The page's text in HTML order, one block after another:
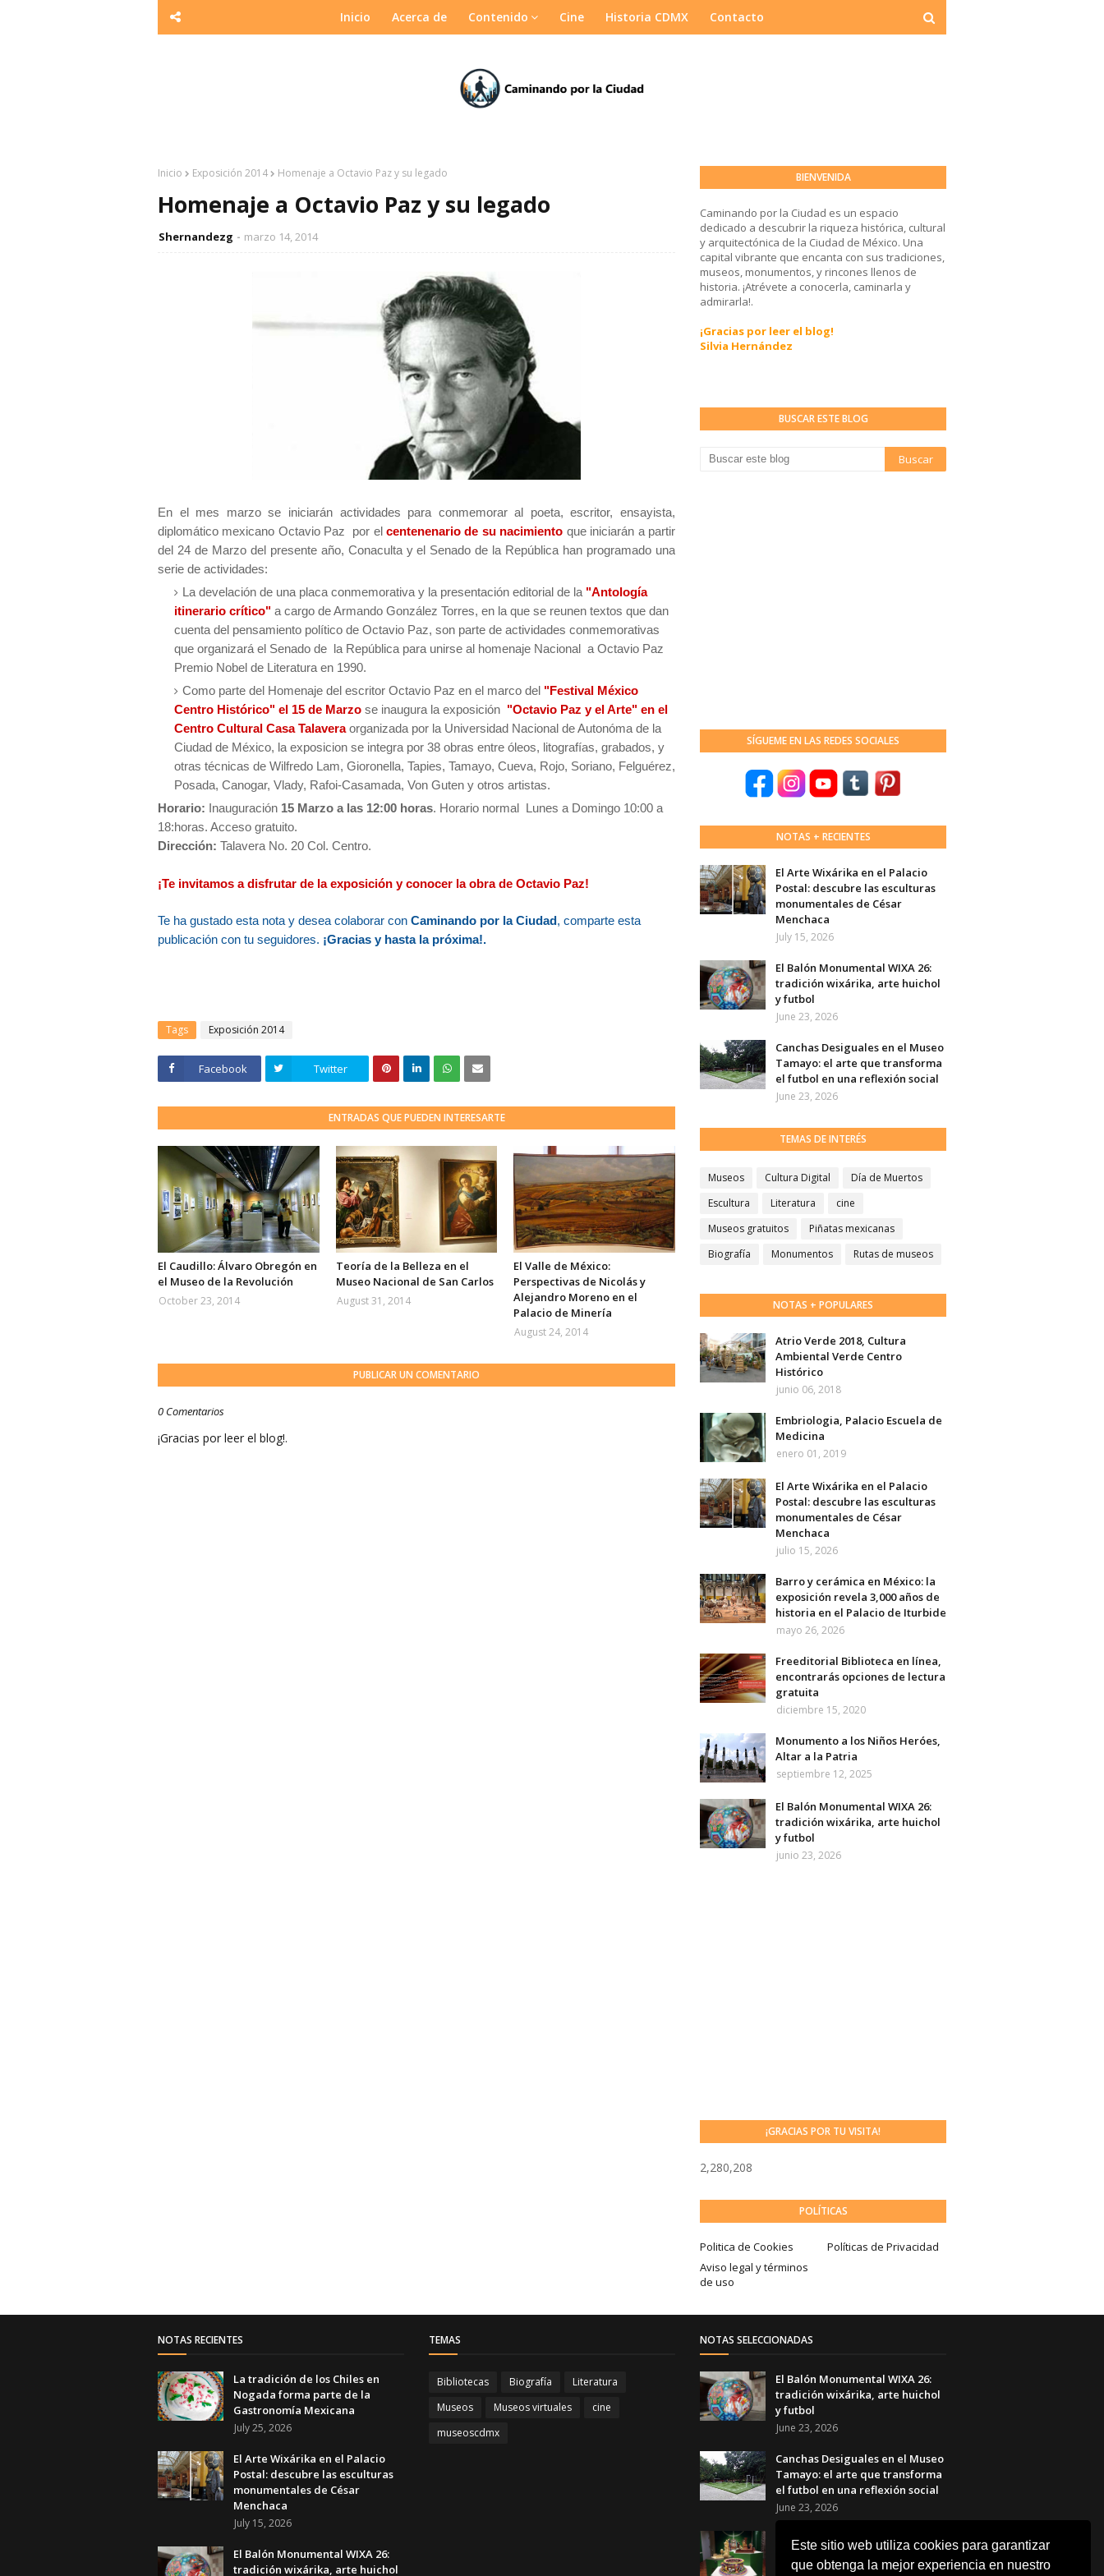
Este sitio web utiliza cookies para garantizar
que obtenga la mejor experiencia en nuestro
Inicio Acerca de Contenido Cine Historia CDMX Contacto
Inicio Exposición 2014 Homenaje a Octavio Paz y su legado
Homenaje a Octavio Paz y su legado
Shernandezg marzo 14, 2014
En el mes marzo se iniciarán actividades para conmemorar al poeta, escritor, ensayista,
diplomático mexicano Octavio Paz por el centenenario de su nacimiento que iniciarán a partir
del 24 de Marzo del presente año, Conaculta y el Senado de la República han programado una
serie de actividades:
La develación de una placa conmemorativa y la presentación editorial de la "Antología
itinerario crítico" a cargo de Armando González Torres, en la que se reunen textos que dan
cuenta del pensamiento político de Octavio Paz, son parte de actividades conmemorativas
que organizará el Senado de la República para unirse al homenaje Nacional a Octavio Paz
Premio Nobel de Literatura en 1990.
Como parte del Homenaje del escritor Octavio Paz en el marco del "Festival México
Centro Histórico" el 15 de Marzo se inaugura la exposición "Octavio Paz y el Arte" en el
Centro Cultural Casa Talavera organizada por la Universidad Nacional de Autonóma de la
Ciudad de México, la exposicion se integra por 38 obras entre óleos, litografías, grabados, y
otras técnicas de Wilfredo Lam, Gioronella, Tapies, Tamayo, Cueva, Rojo, Soriano, Felguérez,
Posada, Canogar, Vlady, Rafoi-Casamada, Von Guten y otros artistas.
Horario: Inauguración 15 Marzo a las 12:00 horas. Horario normal Lunes a Domingo 10:00 a
18:horas. Acceso gratuito.
Dirección: Talavera No. 20 Col. Centro.
¡Te invitamos a disfrutar de la exposición y conocer la obra de Octavio Paz!
Te ha gustado esta nota y desea colaborar con Caminando por la Ciudad, comparte esta
publicación con tu seguidores. ¡Gracias y hasta la próxima!.
Tags Exposición 2014
Facebook Twitter
ENTRADAS QUE PUEDEN INTERESARTE
El Caudillo: Álvaro Obregón en
el Museo de la Revolución
October 23, 2014
Teoría de la Belleza en el
Museo Nacional de San Carlos
August 31, 2014
El Valle de México:
Perspectivas de Nicolás y
Alejandro Moreno en el
Palacio de Minería
August 24, 2014
PUBLICAR UN COMENTARIO
0 Comentarios
¡Gracias por leer el blog!.
BIENVENIDA
Caminando por la Ciudad es un espacio
dedicado a descubrir la riqueza histórica, cultural
y arquitectónica de la Ciudad de México. Una
capital vibrante que encanta con sus tradiciones,
museos, monumentos, y rincones llenos de
historia. ¡Atrévete a conocerla, caminarla y
admirarla!.
¡Gracias por leer el blog!
Silvia Hernández
BUSCAR ESTE BLOG
SÍGUEME EN LAS REDES SOCIALES
NOTAS + RECIENTES
El Arte Wixárika en el Palacio
Postal: descubre las esculturas
monumentales de César
Menchaca
July 15, 2026
El Balón Monumental WIXA 26:
tradición wixárika, arte huichol
y futbol
June 23, 2026
Canchas Desiguales en el Museo
Tamayo: el arte que transforma
el futbol en una reflexión social
June 23, 2026
TEMAS DE INTERÉS
Museos Cultura Digital
Día de Muertos
Escultura
Literatura
cine
Museos gratuitos
Piñatas mexicanas
Biografía
Monumentos Rutas de museos
NOTAS + POPULARES
Atrio Verde 2018, Cultura
Ambiental Verde Centro
Histórico
junio 06, 2018
Embriologia, Palacio Escuela de
Medicina
enero 01, 2019
El Arte Wixárika en el Palacio
Postal: descubre las esculturas
monumentales de César
Menchaca
julio 15, 2026
Barro y cerámica en México: la
exposición revela 3,000 años de
historia en el Palacio de Iturbide
mayo 26, 2026
Freeditorial Biblioteca en línea,
encontrarás opciones de lectura
gratuita
diciembre 15, 2020
Monumento a los Niños Heróes,
Altar a la Patria
septiembre 12, 2025
El Balón Monumental WIXA 26:
tradición wixárika, arte huichol
y futbol
junio 23, 2026
¡GRACIAS POR TU VISITA!
2,280,208
POLÍTICAS
Politica de Cookies
Políticas de Privacidad
Aviso legal y términos
de uso
NOTAS RECIENTES
La tradición de los Chiles en
Nogada forma parte de la
Gastronomía Mexicana
July 25, 2026
El Arte Wixárika en el Palacio
Postal: descubre las esculturas
monumentales de César
Menchaca
July 15, 2026
El Balón Monumental WIXA 26:
tradición wixárika, arte huichol
TEMAS
Bibliotecas Biografía
Literatura
Museos
Museos virtuales
cine
museoscdmx
NOTAS SELECCIONADAS
El Balón Monumental WIXA 26:
tradición wixárika, arte huichol
y futbol
June 23, 2026
Canchas Desiguales en el Museo
Tamayo: el arte que transforma
el futbol en una reflexión social
June 23, 2026
Copa de Arte Popular Banamex
2026: artesanas y artesanos
mexicanos celebran el futbol a